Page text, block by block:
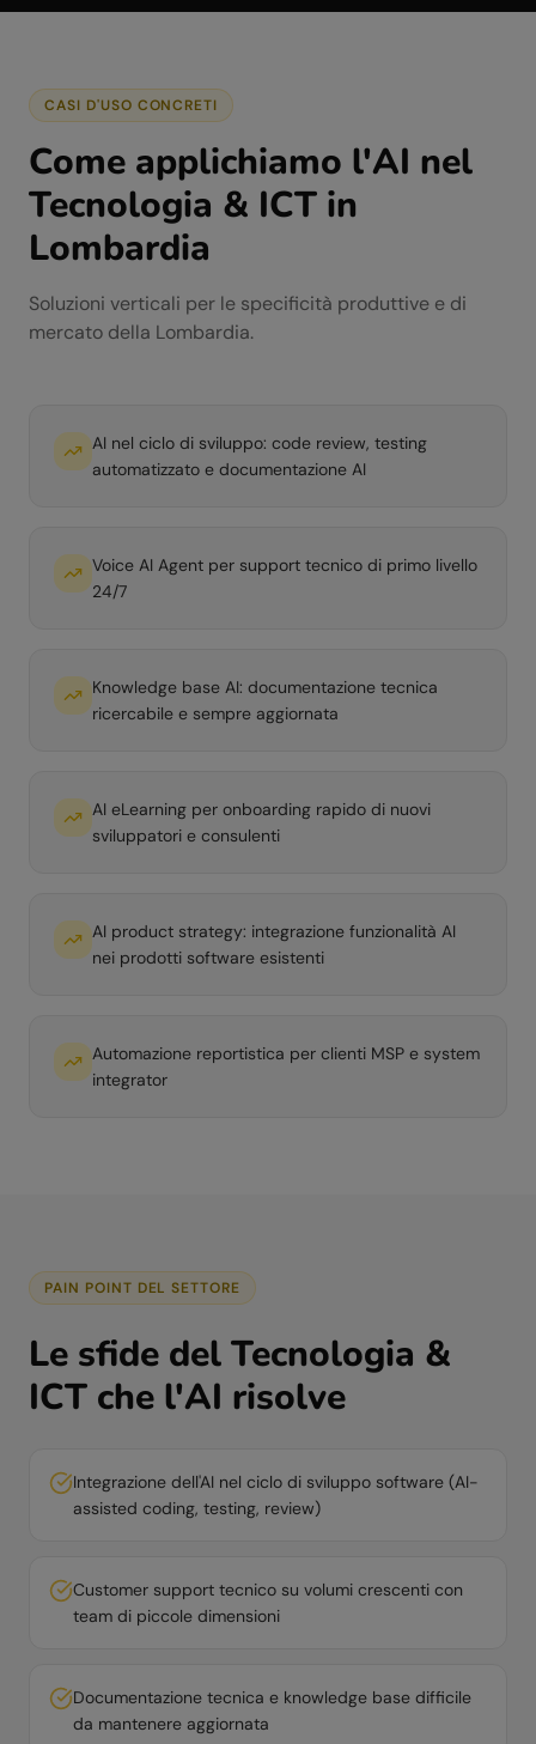
CASI D'USO CONCRETI
Come applichiamo l'AI nel
Tecnologia & ICT in
Lombardia
Soluzioni verticali per le specificità produttive e di
mercato della Lombardia.
AI nel ciclo di sviluppo: code review, testing
automatizzato e documentazione AI
Voice AI Agent per support tecnico di primo livello
24/7
Knowledge base AI: documentazione tecnica
ricercabile e sempre aggiornata
AI eLearning per onboarding rapido di nuovi
sviluppatori e consulenti
AI product strategy: integrazione funzionalità AI
nei prodotti software esistenti
Automazione reportistica per clienti MSP e system
integrator
PAIN POINT DEL SETTORE
Le sfide delTecnologia &
ICT che l'AI risolve
Integrazione dell'AI nel ciclo di sviluppo software (AI-
assisted coding, testing, review)
Customer support tecnico su volumi crescenti con
team di piccole dimensioni
Documentazione tecnica e knowledge base difficile
da mantenere aggiornata